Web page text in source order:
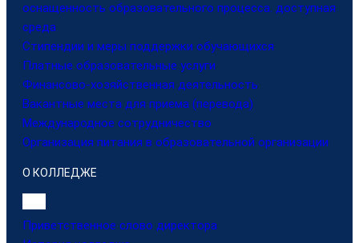
оснащенность образовательного процесса. доступная
среда
Стипендии и меры поддержки обучающихся
Платные образовательные услуги
Финансово-хозяйственная деятельность
Вакантные места для приема (перевода)
Международное сотрудничество
Организация питания в образовательной организации
О КОЛЛЕДЖЕ
Приветственное слово директора